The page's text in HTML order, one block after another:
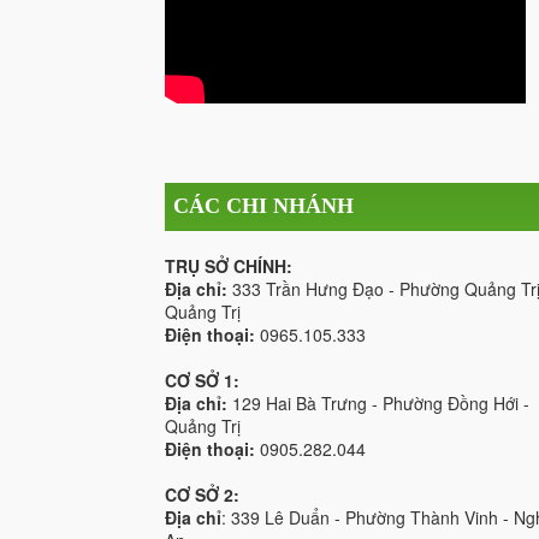
CÁC CHI NHÁNH
TRỤ SỞ CHÍNH:
Địa chỉ: 333 Trần Hưng Đạo - Phường Quảng
Quảng Trị
Điện thoại: 0965.105.333
CƠ SỞ 1:
Địa chỉ: 129 Hai Bà Trưng - Phường Đồng Hới -
Quảng Trị
Điện thoại: 0905.282.044
CƠ SỞ 2:
Địa chỉ: 339 Lê Duẩn - Phường Thành Vinh -